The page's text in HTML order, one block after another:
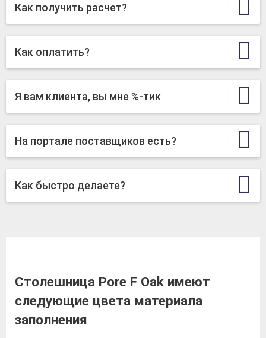
Как получить расчет?
Как оплатить?
Я вам клиента, вы мне %-тик
На портале поставщиков есть?
Как быстро делаете?
Столешница Pore F Oak имеют
следующие цвета материала
заполнения